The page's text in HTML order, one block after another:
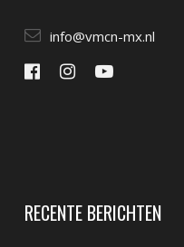
info@vmcn-mx.nl
RECENTE BERICHTEN